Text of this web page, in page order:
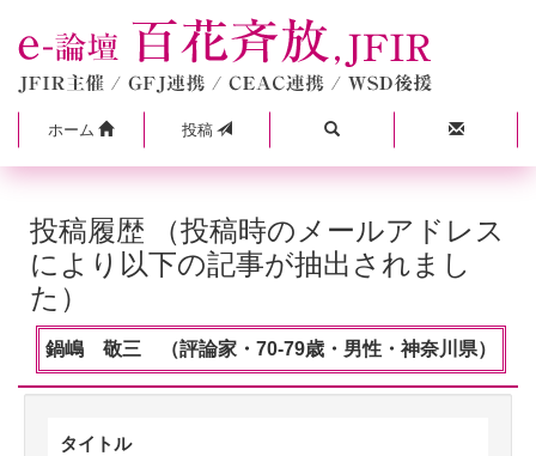
ホーム 投稿
投稿履歴 （投稿時のメールアドレス
により以下の記事が抽出されまし
た）
鍋嶋 敬三 （評論家・70-79歳・男性・神奈川県）
タイトル